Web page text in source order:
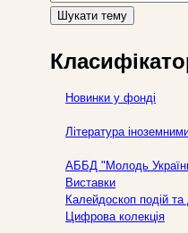
Шукати тему
Новинки у фонді
Література
АББД "Молодь
Виставки
Калейдоскоп подій та
Цифрова колекція